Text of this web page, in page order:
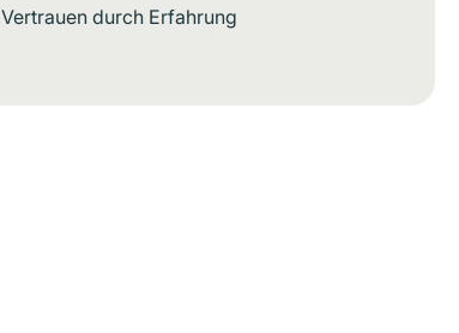
Vertrauen durch Erfahrung